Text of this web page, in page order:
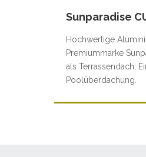
Sunparadise
Hochwertige
Premiummarke
als Terrassendach,
Poolüberdachung.